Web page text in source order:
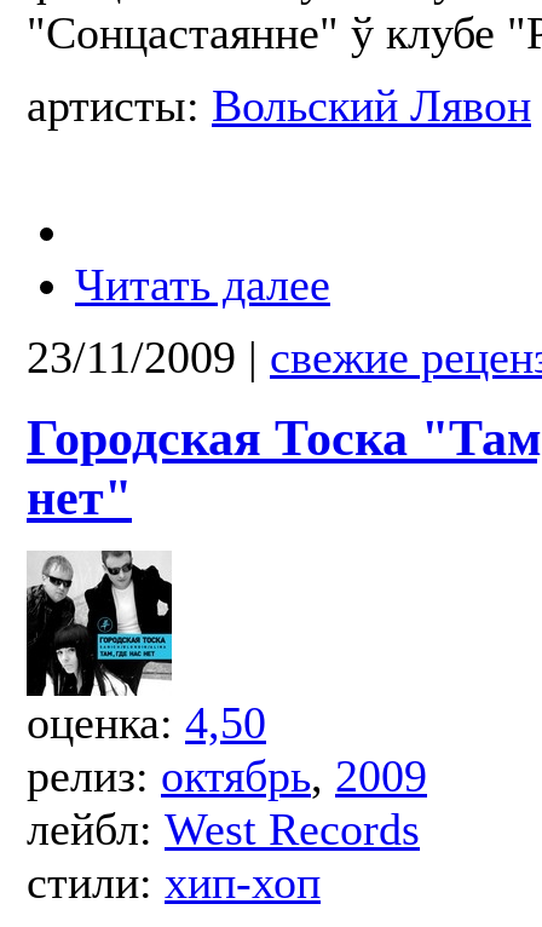
"Сонцастаянне" ў клубе
артисты: Вольский Лявон
Читать далее
23/11/2009 | свежие
Городская Тоска
нет"
оценка: 4,50
релиз: октябрь, 2009
лейбл: West Records
стили: хип-хоп